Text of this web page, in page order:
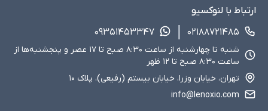
ارتباط با لنوکسیو
۰۲۱۸۸۷۲۱۴۸۵
۰۹۳۵۱۴۵۳۳۴۷
شنبه تا چهارشنبه از ساعت ۸:۳۰ صبح تا ۱۷ عصر و پنجشنبه‌ها از
ساعت ۸:۳۰ صبح تا ۱۲ ظهر
تهران، خیابان وزرا، خیابان بیستم (رفیعی)، پلاک ۱۰
info@lenoxio.com